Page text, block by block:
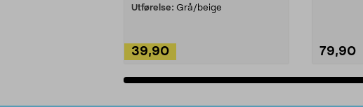
Utførelse: Grå/beige
39,90 79,90